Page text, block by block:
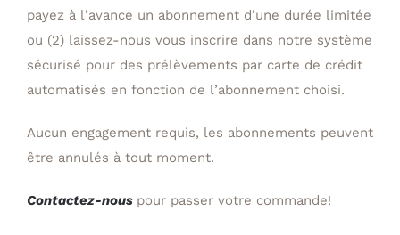
payez à l’avance un abonnement d’une durée limitée
ou (2) laissez-nous vous inscrire dans notre système
sécurisé pour des prélèvements par carte de crédit
automatisés en fonction de l’abonnement choisi.
Aucun engagement requis, les abonnements peuvent
être annulés à tout moment.
Contactez-nous pour passer votre commande!